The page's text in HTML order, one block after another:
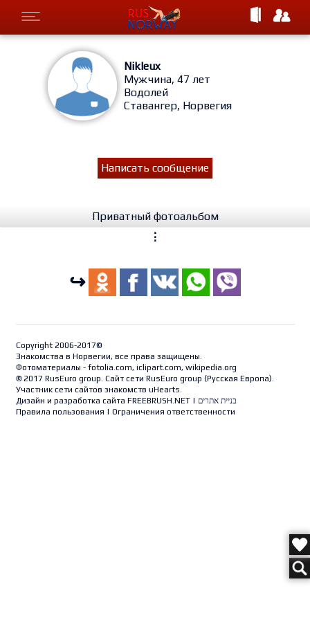
Nikleux
Мужчина, 47 лет
Водолей
Ставангер, Норвегия
Написать сообщение
Приватный фотоальбом
⋮
↪
Copyright 2006-2017©
Знакомства в Норвегии, все права защищены.
Фотоматериалы - fotolia.com, iclipart.com, wikipedia.org
© 2017 RusEuro group. Сайт сети RusEuro group (Русская Европа).
Участник сети сайтов знакомств uHearts.
Дизайн и разработка сайта FREEBRUSH.NET| בניית אתרים
Правила пользования | Ограничения ответственности